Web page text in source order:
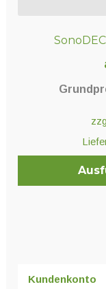
auf.Kundenkonto